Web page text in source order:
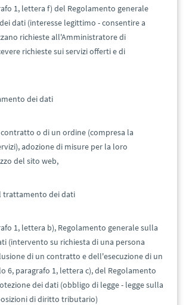
1, lettera f) del Regolamento generale
dati (interesse legittimo - consentire a
richieste all'Amministratore di
richieste sui servizi offerti e di
dei dati
contratto o di un ordine (compresa la
adozione di misure per la loro
del sito web,
trattamento dei dati
1, lettera b), Regolamento generale sulla
(intervento su richiesta di una persona
di un contratto e dell'esecuzione di un
6, paragrafo 1, lettera c), del Regolamento
dei dati (obbligo di legge - legge sulla
di diritto tributario)